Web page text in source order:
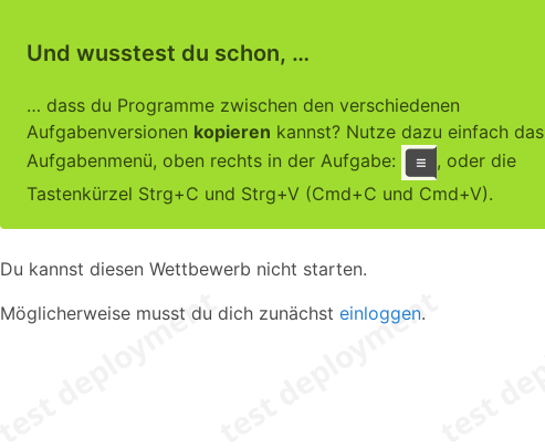
Und wusstest du schon, …
… dass du Programme zwischen den verschiedenen
Aufgabenversionen kopieren kannst? Nutze dazu einfach das
Aufgabenmenü, oben rechts in der Aufgabe: , oder die
Tastenkürzel Strg+C und Strg+V (Cmd+C und Cmd+V).
Du kannst diesen Wettbewerb nicht starten.
Möglicherweise musst du dich zunächst einloggen.